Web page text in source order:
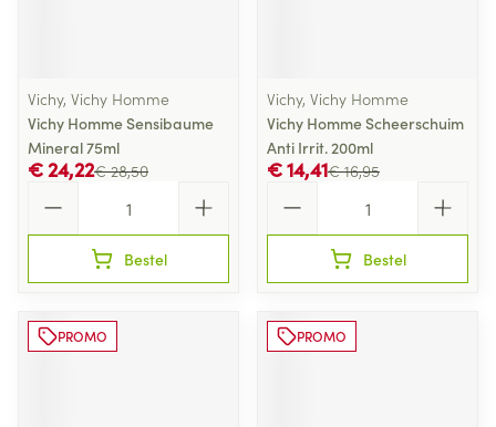
Vichy, Vichy Homme
Vichy Homme Sensibaume
Mineral 75ml
€ 28,50
€ 24,22
Bestel
Vichy, Vichy Homme
Vichy Homme Scheerschuim
Anti Irrit. 200ml
€ 16,95
€ 14,41
Bestel
PROMO PROMO